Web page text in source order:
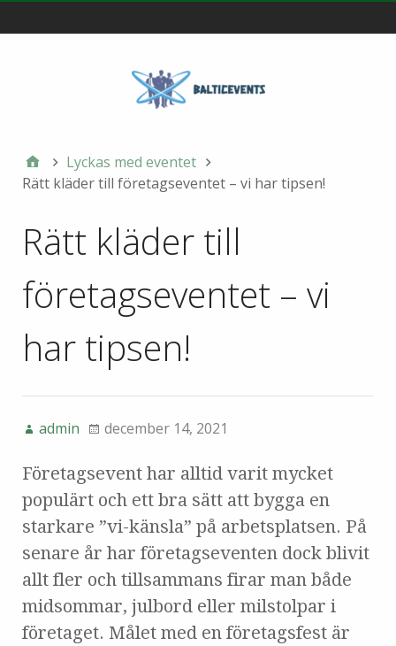
Lyckas med eventet
Rätt kläder till företagseventet – vi har tipsen!
Rätt kläder till
företagseventet – vi
har tipsen!
admin december 14, 2021
Företagsevent har alltid varit mycket
populärt och ett bra sätt att bygga en
starkare ”vi-känsla” på arbetsplatsen. På
senare år har företagseventen dock blivit
allt fler och tillsammans firar man både
midsommar, julbord eller milstolpar i
företaget. Målet med en företagsfest är